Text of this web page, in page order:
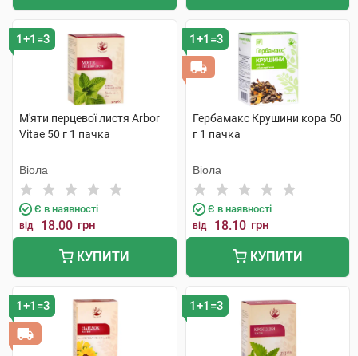
1+1=3
М'яти перцевої листя Arbor
Vitae 50 г 1 пачка
Віола
Є в наявності
від 18.00 грн
КУПИТИ
1+1=3
Гербамакс Крушини кора 50
г 1 пачка
Віола
Є в наявності
від 18.10 грн
КУПИТИ
1+1=3 1+1=3